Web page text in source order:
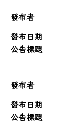
發布者
發布日期
公告標題
發布者
發布日期
公告標題